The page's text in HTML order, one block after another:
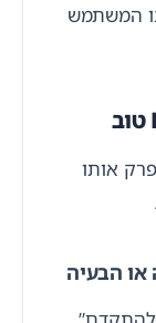
המשתמש
אותו
הבעיה